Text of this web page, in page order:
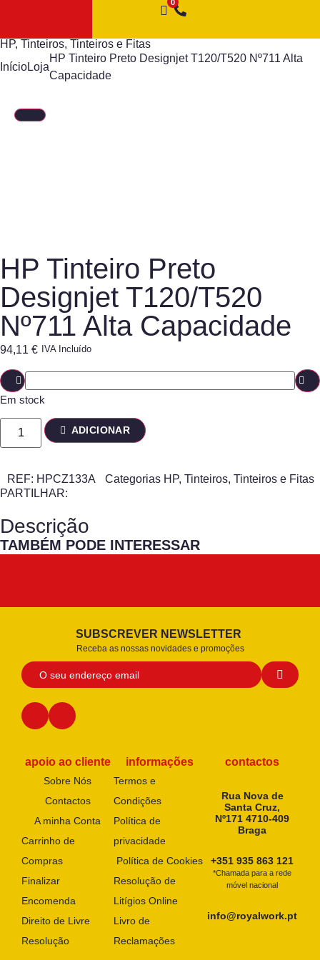
HP, Tinteiros, Tinteiros e Fitas
InícioLoja
HP Tinteiro Preto Designjet T120/T520 Nº711 Alta
Capacidade
HP Tinteiro Preto
Designjet T120/T520
Nº711 Alta Capacidade
94,11 € IVA Incluído
Em stock
ADICIONAR
REF: HPCZ133A Categorias HP, Tinteiros, Tinteiros e Fitas
PARTILHAR:
Descrição
TAMBÉM PODE INTERESSAR
SUBSCREVER NEWSLETTER
Receba as nossas novidades e promoções
apoio ao cliente
Sobre Nós
Contactos
A minha Conta
Carrinho de
Compras
Finalizar
Encomenda
Direito de Livre
Resolução
informações
Termos e
Condições
Política de
privacidade
Política de Cookies
Resolução de
Litígios Online
Livro de
Reclamações
contactos
Rua Nova de
Santa Cruz,
Nº171 4710-409
Braga
+351 935 863 121
*Chamada para a rede
móvel nacional
info@royalwork.pt